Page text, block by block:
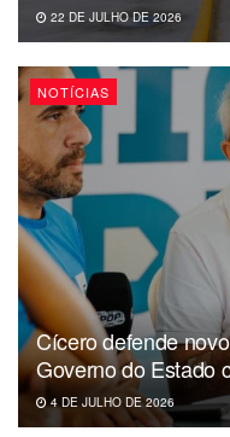
22 DE JULHO DE 2026
NOTÍCIAS
Cícero defende
Governo do Estado
4 DE JULHO DE 2026